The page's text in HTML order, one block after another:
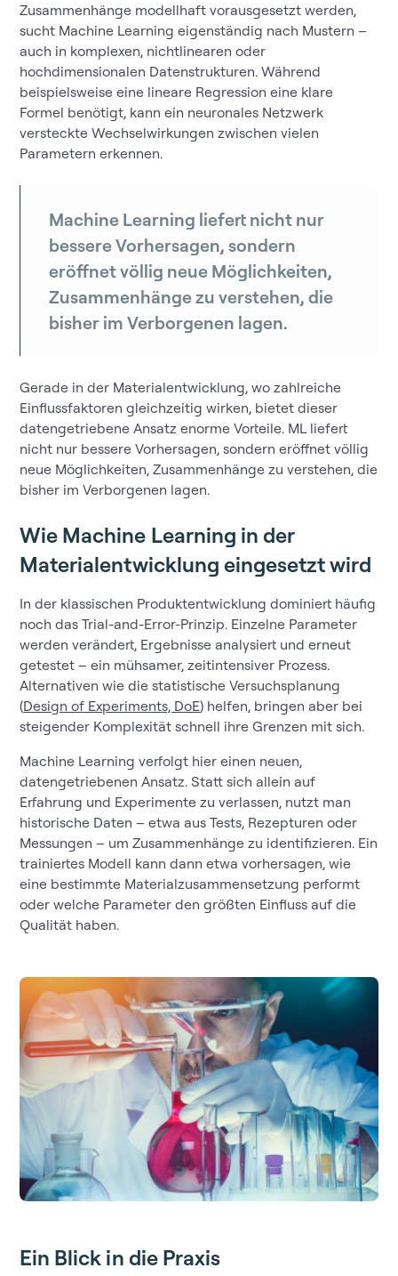
Zusammenhänge modellhaft vorausgesetzt werden,
sucht Machine Learning eigenständig nach Mustern –
auch in komplexen, nichtlinearen oder
hochdimensionalen Datenstrukturen. Während
beispielsweise eine lineare Regression eine klare
Formel benötigt, kann ein neuronales Netzwerk
versteckte Wechselwirkungen zwischen vielen
Parametern erkennen.
Machine Learning liefert nicht nur
bessere Vorhersagen, sondern
eröffnet völlig neue Möglichkeiten,
Zusammenhänge zu verstehen, die
bisher im Verborgenen lagen.
Gerade in der Materialentwicklung, wo zahlreiche
Einflussfaktoren gleichzeitig wirken, bietet dieser
datengetriebene Ansatz enorme Vorteile. ML liefert
nicht nur bessere Vorhersagen, sondern eröffnet völlig
neue Möglichkeiten, Zusammenhänge zu verstehen, die
bisher im Verborgenen lagen.
Wie Machine Learning in der
Materialentwicklung eingesetzt wird
In der klassischen Produktentwicklung dominiert häufig
noch das Trial-and-Error-Prinzip. Einzelne Parameter
werden verändert, Ergebnisse analysiert und erneut
getestet – ein mühsamer, zeitintensiver Prozess.
Alternativen wie die statistische Versuchsplanung
(Design of Experiments, DoE) helfen, bringen aber bei
steigender Komplexität schnell ihre Grenzen mit sich.
Machine Learning verfolgt hier einen neuen,
datengetriebenen Ansatz. Statt sich allein auf
Erfahrung und Experimente zu verlassen, nutzt man
historische Daten – etwa aus Tests, Rezepturen oder
Messungen – um Zusammenhänge zu identifizieren. Ein
trainiertes Modell kann dann etwa vorhersagen, wie
eine bestimmte Materialzusammensetzung performt
oder welche Parameter den größten Einfluss auf die
Qualität haben.
Ein Blick in die Praxis